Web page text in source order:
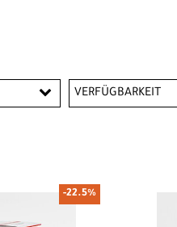
VERFÜGBARKEIT
-22.5%